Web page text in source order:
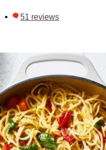
• 51 reviews